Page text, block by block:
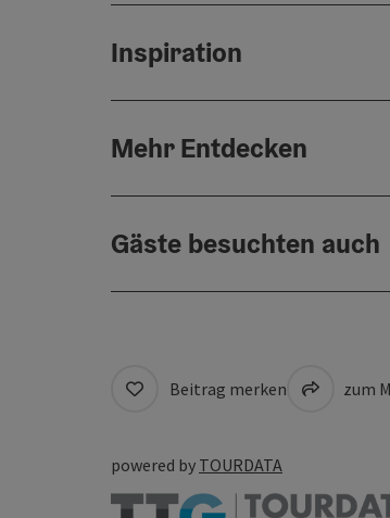
Inspiration
Mehr Entdecken
Gäste besuchten auch
Beitrag merken zum
powered by TOURDATA